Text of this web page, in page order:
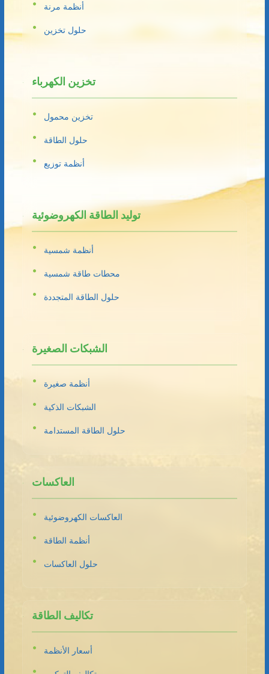
أنظمة مرنة
حلول تخزين
تخزين الكهرباء
تخزين محمول
حلول الطاقة
أنظمة توزيع
توليد الطاقة الكهروضوئية
أنظمة شمسية
محطات طاقة شمسية
حلول الطاقة المتجددة
الشبكات الصغيرة
أنظمة صغيرة
الشبكات الذكية
حلول الطاقة المستدامة
العاكسات
العاكسات الكهروضوئية
أنظمة الطاقة
حلول العاكسات
تكاليف الطاقة
أسعار الأنظمة